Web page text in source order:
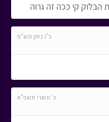
הבלוק קי ככה זה גרוה
כ"ו ניסן תש"פ
כ' תשרי תשפ"א